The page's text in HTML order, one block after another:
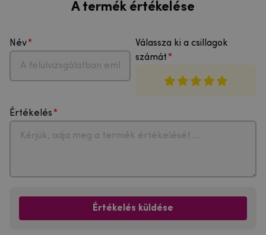
A termék értékelése
Név
Válassza ki a csillagok
számát
Értékelés
Értékelés küldése